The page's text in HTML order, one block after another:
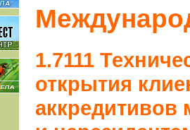
1.7111
открытия
аккредитивов